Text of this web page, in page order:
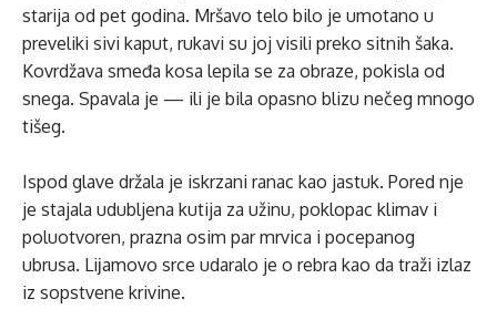
starija od pet godina. Mršavo telo bilo je umotano u
preveliki sivi kaput, rukavi su joj visili preko sitnih šaka.
Kovrdžava smeđa kosa lepila se za obraze, pokisla od
snega. Spavala je — ili je bila opasno blizu nečeg mnogo
tišeg.
Ispod glave držala je iskrzani ranac kao jastuk. Pored nje
je stajala udubljena kutija za užinu, poklopac klimav i
poluotvoren, prazna osim par mrvica i pocepanog
ubrusa. Liјamovo srce udaralo je o rebra kao da traži izlaz
iz sopstvene krivine.